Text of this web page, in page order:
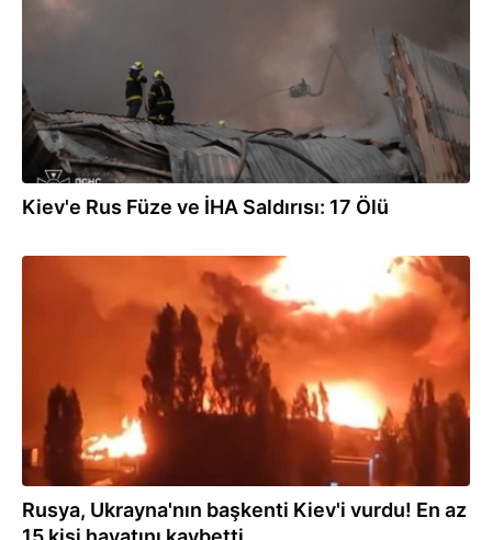
Kiev'e Rus Füze ve İHA Saldırısı: 17 Ölü
Rusya, Ukrayna'nın başkenti Kiev'i vurdu! En az